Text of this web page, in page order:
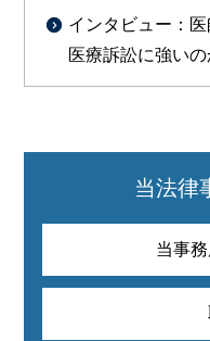
インタビュー：
医療訴訟に強い
当法律
当事